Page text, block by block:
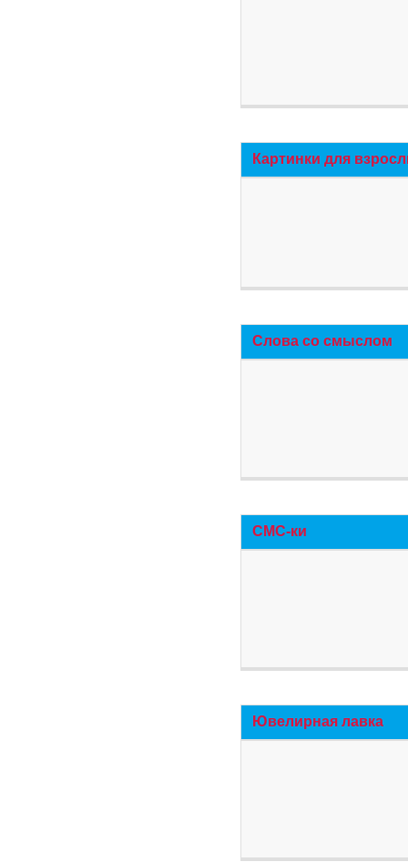
Картинки для
Слова со смыслом
СМС-ки
Ювелирная лавка